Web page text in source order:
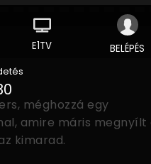
ITT CSAK TE
méghozzá egy
amire máris megnyílt
kimarad.